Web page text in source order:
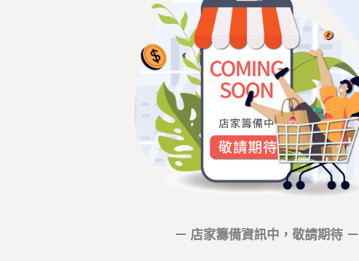
－ 店家籌備資訊中，敬請期待 －